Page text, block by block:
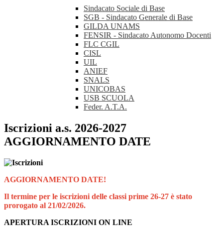
Sindacato Sociale di Base
SGB - Sindacato Generale di Base
GILDA UNAMS
FENSIR - Sindacato Autonomo Docenti
FLC CGIL
CISL
UIL
ANIEF
SNALS
UNICOBAS
USB SCUOLA
Feder. A.T.A.
Iscrizioni a.s. 2026-2027
AGGIORNAMENTO DATE
AGGIORNAMENTO DATE!
Il termine per le iscrizioni delle classi prime 26-27 è stato
prorogato al 21/02/2026.
APERTURA ISCRIZIONI ON LINE